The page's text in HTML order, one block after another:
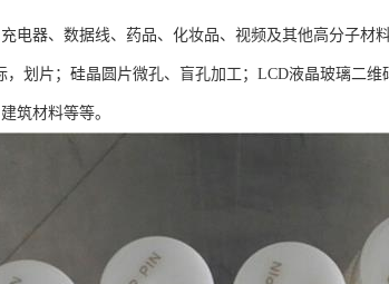
电器、数据线、药品、化妆品、视频及其他高分子材
，划片；硅晶圆片微孔、盲孔加工；LCD液晶玻璃二
筑材料等等。